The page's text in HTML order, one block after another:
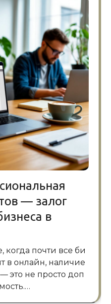
— залог
в
в онлайн, наличие
это не просто доп